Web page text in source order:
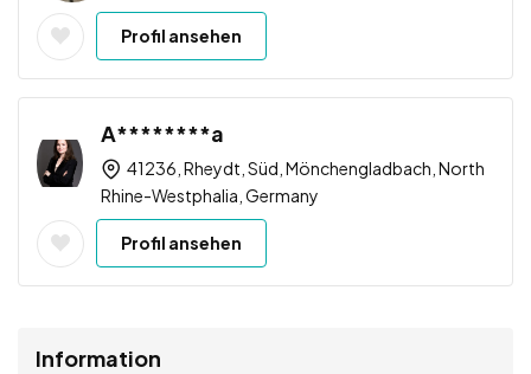
Profil ansehen
A********a
41236, Rheydt, Süd, Mönchengladbach, North
Rhine-Westphalia, Germany
Profil ansehen
Information